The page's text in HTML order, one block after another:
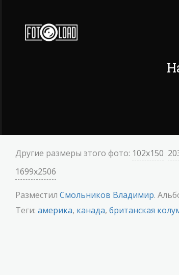
Другие размеры этого фото: 102x150
1699x2506
Разместил Смольников Владимир.
Теги: америка, канада, британская